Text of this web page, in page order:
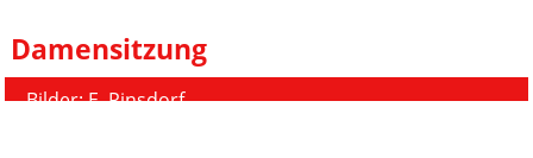
Damensitzung
Bilder: E. Pinsdorf